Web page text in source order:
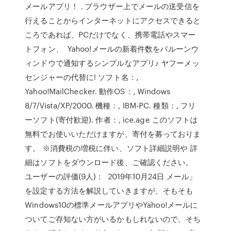
メールアプリ！ . ブラウザー上でメールの送受信を
行えることからインターネットにアクセスできると
ころであれば、PCだけでなく、携帯電話やスマー
トフォン、 Yahoo!メールの新着件数をバルーンウ
ィンドウで通知するシンプルなアプリ♪ ヤフーメッ
センジャーの代替に! ソフト名：,
Yahoo!MailChecker. 動作OS：, Windows
8/7/Vista/XP/2000. 機種：, IBM-PC. 種類：, フリ
ーソフト(寄付歓迎). 作者：, ice.age このソフトは
無料でお使いいただけますが、寄付を募っておりま
す。 ※消費税の増税に伴い、ソフト詳細説明や 詳
細はソフトをダウンロード後、ご確認ください。
ユーザーの評価(9人)： 2019年10月24日 メール」
を設定する方法を解説していきますが、そもそも
Windows10の標準メールアプリやYahoo!メールに
ついてご存知ない方がいるかもしれないので、そち